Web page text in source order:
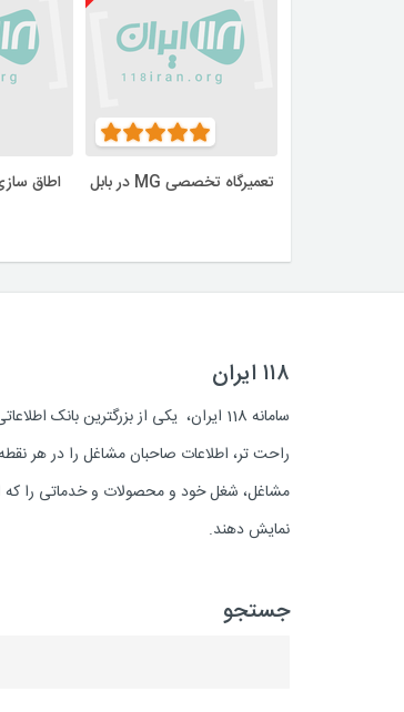
تعمیرگاه تخصصی MG در بابل
اطاق
۱۱۸ ایران
سامانه 118 ایران، یکی از بزرگترین
راحت تر، اطلاعات صاحبان مشاغل را در هر
مشاغل، شغل خود و محصولات و خدماتی را که
نمایش دهند.
جستجو